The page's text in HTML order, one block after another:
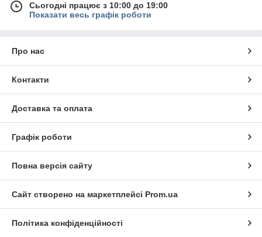
Сьогодні працює з 10:00 до 19:00
Показати весь графік роботи
Про нас
Контакти
Доставка та оплата
Графік роботи
Повна версія сайту
Сайт створено на маркетплейсі Prom.ua
Політика конфіденційності